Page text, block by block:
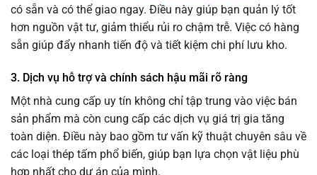
có sẵn và có thể giao ngay. Điều này giúp bạn quản lý tốt
hơn nguồn vật tư, giảm thiểu rủi ro chậm trễ. Việc có hàng
sẵn giúp đẩy nhanh tiến độ và tiết kiệm chi phí lưu kho.
3. Dịch vụ hỗ trợ và chính sách hậu mãi rõ ràng
Một nhà cung cấp uy tín không chỉ tập trung vào việc bán
sản phẩm mà còn cung cấp các dịch vụ giá trị gia tăng
toàn diện. Điều này bao gồm tư vấn kỹ thuật chuyên sâu về
các loại thép tấm phổ biến, giúp bạn lựa chọn vật liệu phù
hợp nhất cho dự án của mình.